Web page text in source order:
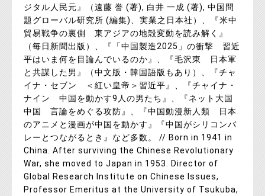
ジタル人民元』（遠藤 誉 (著), 白井 一成 (著), 中国問
題グローバル研究所 (編集)、実業之日本社）、『米中
貿易戦争の裏側 東アジアの地殻変動を読み解く』
（毎日新聞出版）、『「中国製造2025」の衝撃 習近
平はいま何を目論んでいるのか』、『毛沢東 日本軍
と共謀した男』（中文版・韓国語版もあり）、『チャ
イナ・セブン ＜紅い皇帝＞習近平』、『チャイナ・
ナイン 中国を動かす9人の男たち』、『ネット大国
中国 言論をめぐる攻防』、『中国動漫新人類 日本
のアニメと漫画が中国を動かす』『中国がシリコンバ
レーとつながるとき』など多数。 // Born in 1941 in
China. After surviving the Chinese Revolutionary
War, she moved to Japan in 1953. Director of
Global Research Institute on Chinese Issues,
Professor Emeritus at the University of Tsukuba,